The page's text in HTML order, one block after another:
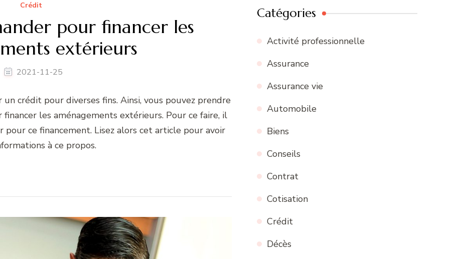
Crédit
pour financer les
extérieurs
2021-11-25
crédit pour diverses fins. Ainsi, vous pouvez prendre
les aménagements extérieurs. Pour ce faire, il
ce financement. Lisez alors cet article pour avoir
à ce propos.
Catégories
Activité professionnelle
Assurance
Assurance vie
Automobile
Biens
Conseils
Contrat
Cotisation
Crédit
Décès